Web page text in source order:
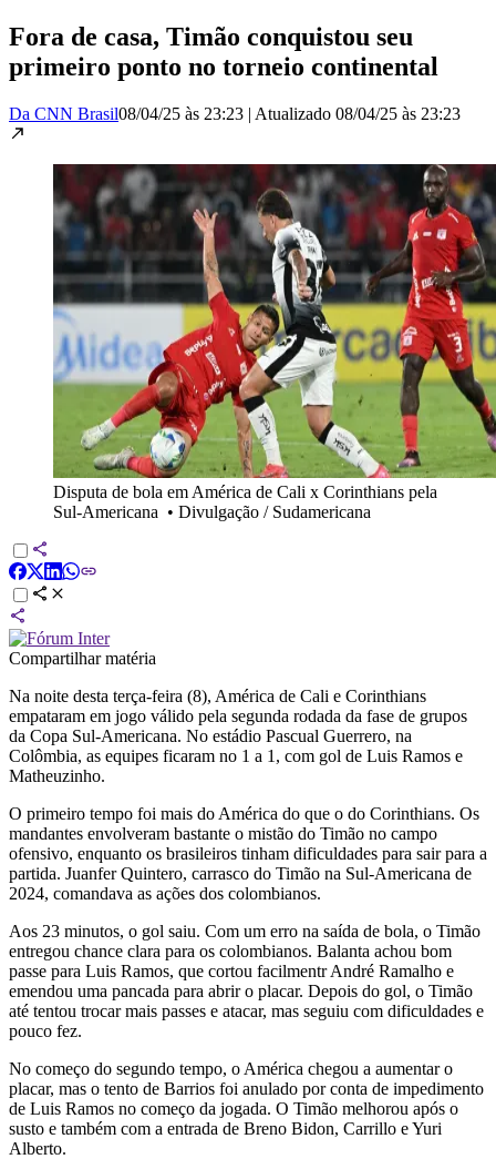
Fora de casa, Timão conquistou seu
primeiro ponto no torneio continental
Da CNN Brasil08/04/25 às 23:23 | Atualizado 08/04/25 às 23:23
Disputa de bola em América de Cali x Corinthians pela
Sul-Americana • Divulgação / Sudamericana
Compartilhar matéria
Na noite desta terça-feira (8), América de Cali e Corinthians
empataram em jogo válido pela segunda rodada da fase de grupos
da Copa Sul-Americana. No estádio Pascual Guerrero, na
Colômbia, as equipes ficaram no 1 a 1, com gol de Luis Ramos e
Matheuzinho.
O primeiro tempo foi mais do América do que o do Corinthians. Os
mandantes envolveram bastante o mistão do Timão no campo
ofensivo, enquanto os brasileiros tinham dificuldades para sair para a
partida. Juanfer Quintero, carrasco do Timão na Sul-Americana de
2024, comandava as ações dos colombianos.
Aos 23 minutos, o gol saiu. Com um erro na saída de bola, o Timão
entregou chance clara para os colombianos. Balanta achou bom
passe para Luis Ramos, que cortou facilmentr André Ramalho e
emendou uma pancada para abrir o placar. Depois do gol, o Timão
até tentou trocar mais passes e atacar, mas seguiu com dificuldades e
pouco fez.
No começo do segundo tempo, o América chegou a aumentar o
placar, mas o tento de Barrios foi anulado por conta de impedimento
de Luis Ramos no começo da jogada. O Timão melhorou após o
susto e também com a entrada de Breno Bidon, Carrillo e Yuri
Alberto.